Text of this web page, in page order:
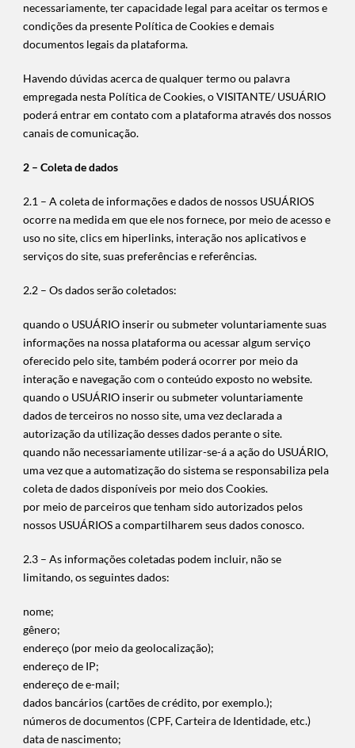
necessariamente, ter capacidade legal para aceitar os termos e
condições da presente Política de Cookies e demais
documentos legais da plataforma.
Havendo dúvidas acerca de qualquer termo ou palavra
empregada nesta Política de Cookies, o VISITANTE/ USUÁRIO
poderá entrar em contato com a plataforma através dos nossos
canais de comunicação.
2 – Coleta de dados
2.1 – A coleta de informações e dados de nossos USUÁRIOS
ocorre na medida em que ele nos fornece, por meio de acesso e
uso no site, clics em hiperlinks, interação nos aplicativos e
serviços do site, suas preferências e referências.
2.2 – Os dados serão coletados:
quando o USUÁRIO inserir ou submeter voluntariamente suas
informações na nossa plataforma ou acessar algum serviço
oferecido pelo site, também poderá ocorrer por meio da
interação e navegação com o conteúdo exposto no website.
quando o USUÁRIO inserir ou submeter voluntariamente
dados de terceiros no nosso site, uma vez declarada a
autorização da utilização desses dados perante o site.
quando não necessariamente utilizar-se-á a ação do USUÁRIO,
uma vez que a automatização do sistema se responsabiliza pela
coleta de dados disponíveis por meio dos Cookies.
por meio de parceiros que tenham sido autorizados pelos
nossos USUÁRIOS a compartilharem seus dados conosco.
2.3 – As informações coletadas podem incluir, não se
limitando, os seguintes dados:
nome;
gênero;
endereço (por meio da geolocalização);
endereço de IP;
endereço de e-mail;
dados bancários (cartões de crédito, por exemplo.);
números de documentos (CPF, Carteira de Identidade, etc.)
data de nascimento;